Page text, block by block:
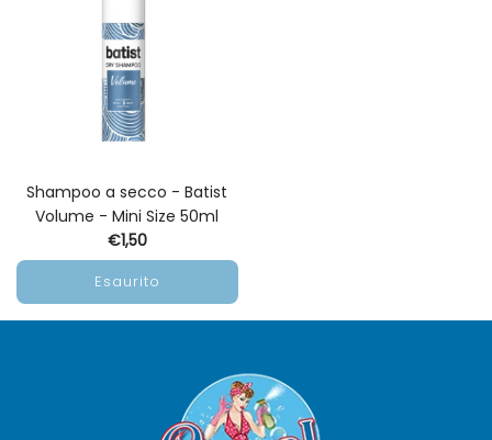
Shampoo a secco - Batist
Volume - Mini Size 50ml
€1,50
Esaurito